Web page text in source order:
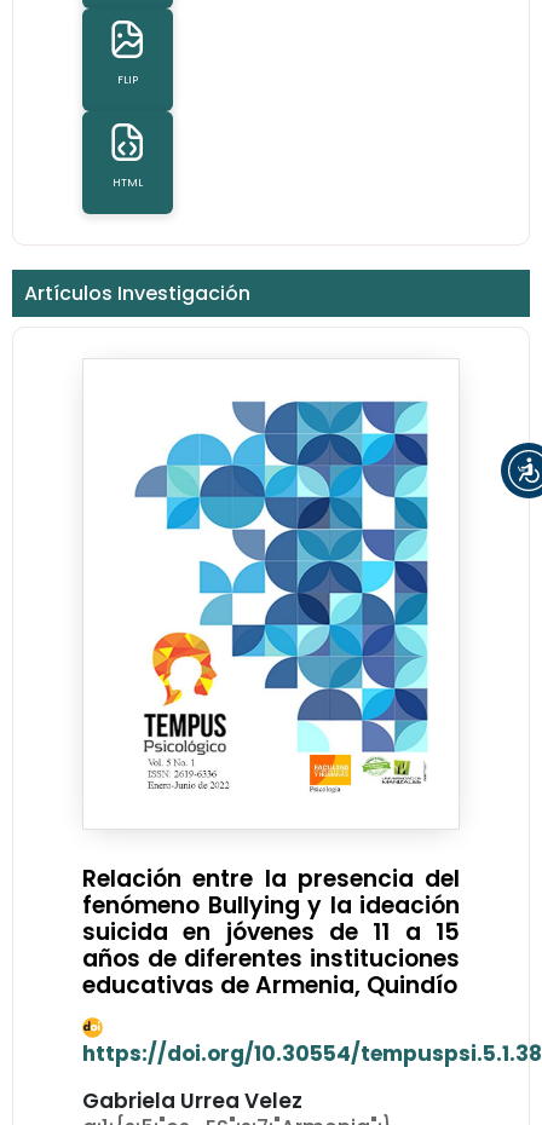
FLIP
HTML
Artículos Investigación
Relación entre la presencia del
fenómeno Bullying y la ideación
suicida en jóvenes de 11 a 15
años de diferentes instituciones
educativas de Armenia, Quindío
https://doi.org/10.30554/
Gabriela Urrea Velez